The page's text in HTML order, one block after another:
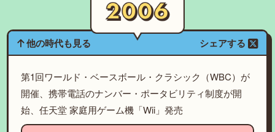
他の時代も見る シェアする
第1回ワールド・ベースボール・クラシック（WBC）が
開催、携帯電話のナンバー・ポータビリティ制度が開
始、任天堂 家庭用ゲーム機「Wii」発売